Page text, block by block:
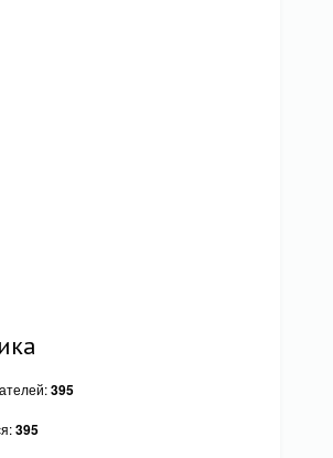
395
395